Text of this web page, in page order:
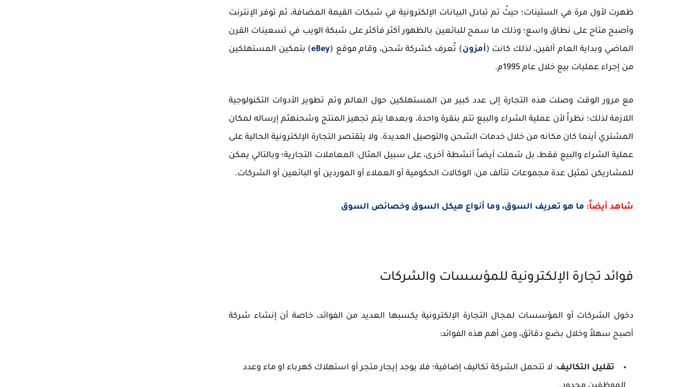
ظهرت لأول مرة في الستينات؛ حيثُ تم تبادل البيانات الإلكترونية في شبكات القيمة المضافة، ثم توفر الإنترنت
وأصبح متاح على نطاق واسع؛ وذلك ما سمح للبائعين بالظهور أكثر فأكثر على شبكة الويب في تسعينات القرن
الماضي وبداية العام ألفين، لذلك كانت (أمزون) تُعرف كشركة شحن، وقام موقع (eBey) بتمكين المستهلكين
من إجراء عمليات بيع خلال عام 1995م.
مع مرور الوقت وصلت هذه التجارة إلى عدد كبير من المستهلكين حول العالم وتم تطوير الأدوات التكنولوجية
اللازمة لذلك؛ نظراً لأن عملية الشراء والبيع تتم بنقرة واحدة، وبعدها يتم تجهيز المنتج وشحنهثم إرساله لمكان
المشتري أينما كان مكانه من خلال خدمات الشحن والتوصيل العديدة. ولا يتقتصر التجارة الإلكترونية الحالية على
عملية الشراء والبيع فقط، بل شملت أيضاً أنشطة أخرى، على سبيل المثال: المعاملات التجارية؛ وبالتالي يمكن
للمشاريكن تمثيل عدة مجموعات تتألف من: الوكالات الحكومية أو العملاء أو الموردين أو البائعين أو الشركات.
شاهد أيضاً: ما هو تعريف السوق، وما أنواع هيكل السوق وخصائص السوق
فوائد تجارة الإلكترونية للمؤسسات والشركات
دخول الشركات أو المؤسسات لمجال التجارة الإلكترونية يكسبها العديد من الفوائد، خاصة أن إنشاء شركة
أصبح سهلاً وخلال بضع دقائق، ومن أهم هذه الفوائد:
تقليل التكاليف: لا تتحمل الشركة تكاليف إضافية؛ فلا يوجد إيجار متجر أو استهلاك كهرباء او ماء وعدد